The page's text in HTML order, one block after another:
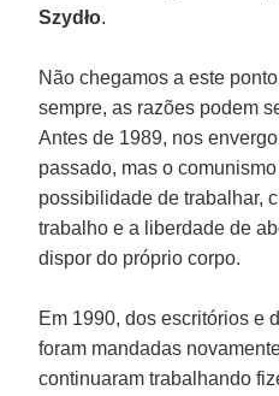
Szydło.
Não chegamos a este
sempre, as razões podem
Antes de 1989, nos
passado, mas o
possibilidade de trabalhar,
trabalho e a liberdade de
dispor do próprio corpo.
Em 1990, dos escritórios e
foram mandadas
continuaram trabalhando